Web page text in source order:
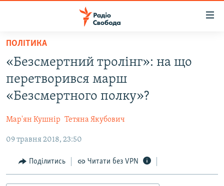
Перейти
основного
матеріалу
Перейти
до
основної
навігації
Перейти
пошуку
ВСЕ ЗА ДОБУ
СТАТТІ
ЕКОНОМІКА
СУСПІЛЬСТВО
КУЛЬТУРА
РОСІЙСЬКА «ФІЛЬТРАЦІЯ»
ДОНБАС.РЕАЛІЇ
КРИМ.РЕАЛІЇ
ПОЛІТИКА
«Безсмертний тролінг»: на що
перетворився марш
«Безсмертного полку»?
Мар'ян Кушнір Тетяна Якубович
09 травня 2018, 23:50
Поділитись Читати без VPN